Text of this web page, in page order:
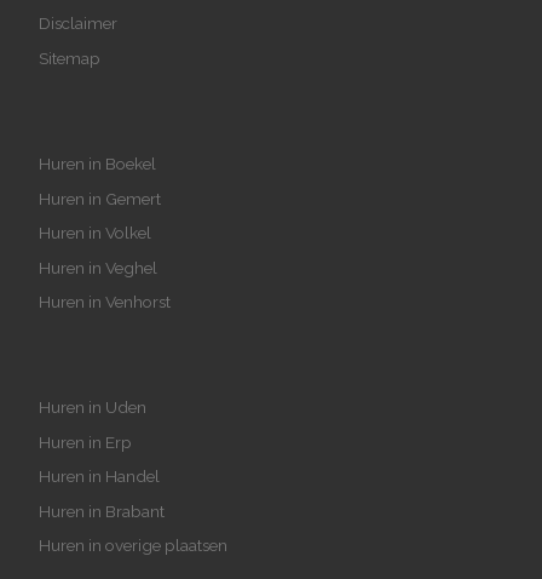
Disclaimer
Sitemap
Huren in Boekel
Huren in Gemert
Huren in Volkel
Huren in Veghel
Huren in Venhorst
Huren in Uden
Huren in Erp
Huren in Handel
Huren in Brabant
Huren in overige plaatsen